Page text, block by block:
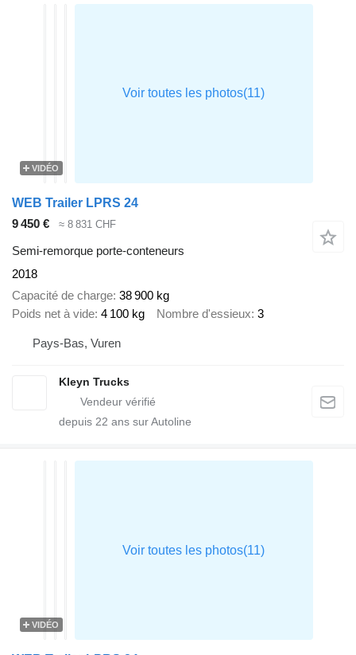
VIDÉO
WEB Trailer LPRS 24
9 450 €
≈ 8 831 CHF
Semi-remorque porte-conteneurs
2018
Capacité de charge 38 900 kg
Poids net à vide 4 100 kg Nombre d'essieux 3
Pays-Bas, Vuren
Kleyn Trucks
depuis 22 ans sur Autoline
VIDÉO